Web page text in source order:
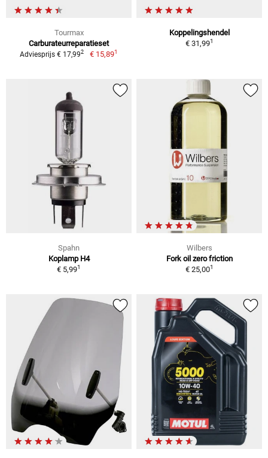
Tourmax
Carburateurreparatieset
Adviesprijs € 17,992 € 15,891
Koppelingshendel
€ 31,991
Spahn
Koplamp H4
€ 5,991
Wilbers
Fork oil zero friction
€ 25,001